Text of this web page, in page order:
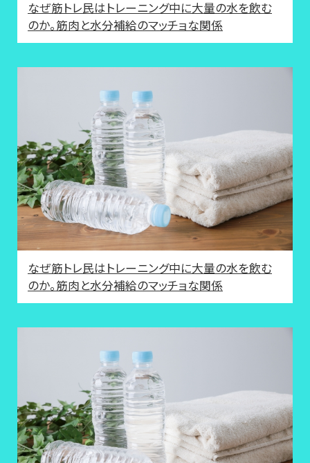
なぜ筋トレ民はトレーニング中に大量の水を飲む
のか。筋肉と水分補給のマッチョな関係
なぜ筋トレ民はトレーニング中に大量の水を飲む
のか。筋肉と水分補給のマッチョな関係